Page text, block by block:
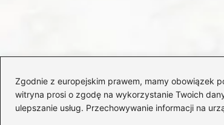
Zgodnie z europejskim prawem, mamy obowiązek
witryna prosi o zgodę na wykorzystanie Twoich
ulepszanie usług. Przechowywanie informacji na